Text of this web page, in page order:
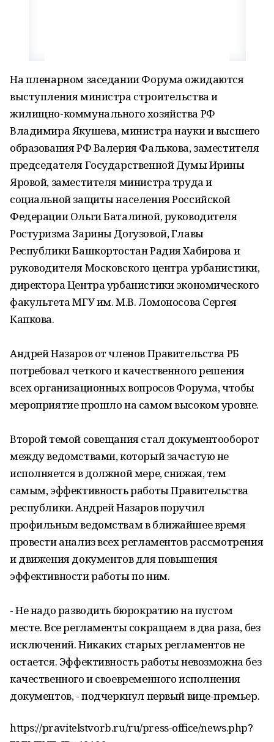
На пленарном заседании Форума ожидаются
выступления министра строительства и
жилищно-коммунального хозяйства РФ
Владимира Якушева, министра науки и высшего
образования РФ Валерия Фалькова, заместителя
председателя Государственной Думы Ирины
Яровой, заместителя министра труда и
социальной защиты населения Российской
Федерации Ольги Баталиной, руководителя
Ростуризма Зарины Догузовой, Главы
Республики Башкортостан Радия Хабирова и
руководителя Московского центра урбанистики,
директора Центра урбанистики экономического
факультета МГУ им. М.В. Ломоносова Сергея
Капкова.
Андрей Назаров от членов Правительства РБ
потребовал четкого и качественного решения
всех организационных вопросов Форума, чтобы
мероприятие прошло на самом высоком уровне.
Второй темой совещания стал документооборот
между ведомствами, который зачастую не
исполняется в должной мере, снижая, тем
самым, эффективность работы Правительства
республики. Андрей Назаров поручил
профильным ведомствам в ближайшее время
провести анализ всех регламентов рассмотрения
и движения документов для повышения
эффективности работы по ним.
- Не надо разводить бюрократию на пустом
месте. Все регламенты сокращаем в два раза, без
исключений. Никаких старых регламентов не
остается. Эффективность работы невозможна без
качественного и своевременного исполнения
документов, - подчеркнул первый вице-премьер.
https://pravitelstvorb.ru/ru/press-office/news.php?